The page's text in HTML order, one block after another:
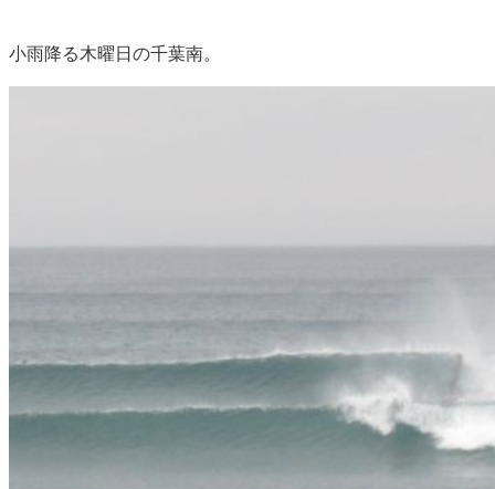
小雨降る木曜日の千葉南。